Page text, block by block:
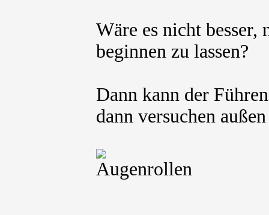
Wäre es nicht
beginnen zu lassen?
Dann kann der
dann versuchen